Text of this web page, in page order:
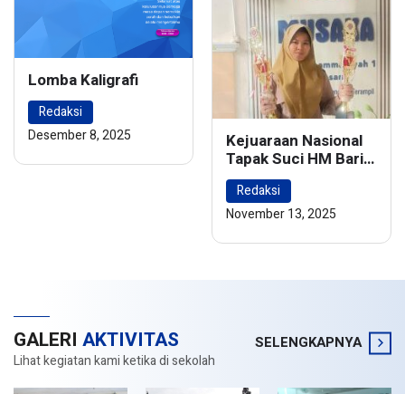
Lomba Kaligrafi
Redaksi
Desember 8, 2025
Kejuaraan Nasional
Tapak Suci HM Barie
Rsyad Championship
2024
Redaksi
November 13, 2025
GALERI AKTIVITAS
Lihat kegiatan kami ketika di sekolah
SELENGKAPNYA